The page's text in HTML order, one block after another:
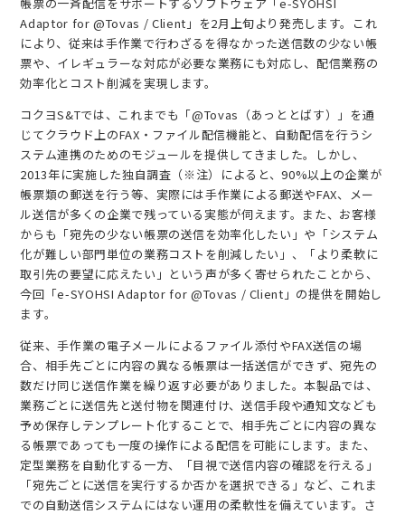
Adaptor for @Tovas / Client」を2月上旬より発売します。これ
により、従来は手作業で行わざるを得なかった送信数の少ない帳
票や、イレギュラーな対応が必要な業務にも対応し、配信業務の
効率化とコスト削減を実現します。
コクヨS&Tでは、これまでも「@Tovas（あっととばす）」を通
じてクラウド上のFAX・ファイル配信機能と、自動配信を行うシ
ステム連携のためのモジュールを提供してきました。しかし、
2013年に実施した独自調査（※注）によると、90%以上の企業が
帳票類の郵送を行う等、実際には手作業による郵送やFAX、メー
ル送信が多くの企業で残っている実態が伺えます。また、お客様
からも「宛先の少ない帳票の送信を効率化したい」や「システム
化が難しい部門単位の業務コストを削減したい」、「より柔軟に
取引先の要望に応えたい」という声が多く寄せられたことから、
今回「e-SYOHSI Adaptor for @Tovas / Client」の提供を開始し
ます。
従来、手作業の電子メールによるファイル添付やFAX送信の場
合、相手先ごとに内容の異なる帳票は一括送信ができず、宛先の
数だけ同じ送信作業を繰り返す必要がありました。本製品では、
業務ごとに送信先と送付物を関連付け、送信手段や通知文なども
予め保存しテンプレート化することで、相手先ごとに内容の異な
る帳票であっても一度の操作による配信を可能にします。また、
定型業務を自動化する一方、「目視で送信内容の確認を行える」
「宛先ごとに送信を実行するか否かを選択できる」など、これま
での自動送信システムにはない運用の柔軟性を備えています。さ